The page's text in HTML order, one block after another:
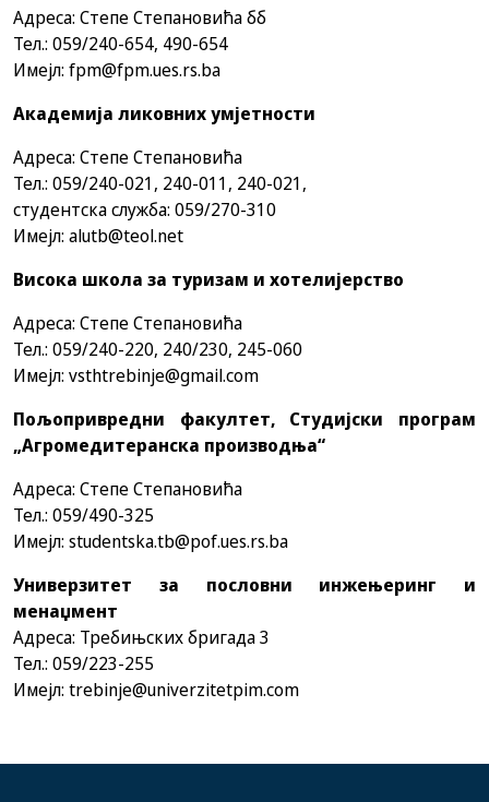
Адреса: Степе Степановића бб
Тел.: 059/240-654, 490-654
Имејл: fpm@fpm.ues.rs.ba
Академија ликовних умјетности
Адреса: Степе Степановића
Тел.: 059/240-021, 240-011, 240-021,
студентска служба: 059/270-310
Имејл: alutb@teol.net
Висока школа за туризам и хотелијерство
Адреса: Степе Степановића
Тел.: 059/240-220, 240/230, 245-060
Имејл: vsthtrebinje@gmail.com
Пољопривредни факултет, Студијски програм
„Агромедитеранска производња“
Адреса: Степе Степановића
Тел.: 059/490-325
Имејл: studentska.tb@pof.ues.rs.ba
Универзитет за пословни инжењеринг и
менаџмент
Адреса: Требињских бригада 3
Тел.: 059/223-255
Имејл: trebinje@univerzitetpim.com